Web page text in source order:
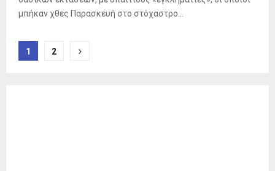
μπήκαν χθες Παρασκευή στο στόχαστρο...
Σελιδοποίηση
1 2